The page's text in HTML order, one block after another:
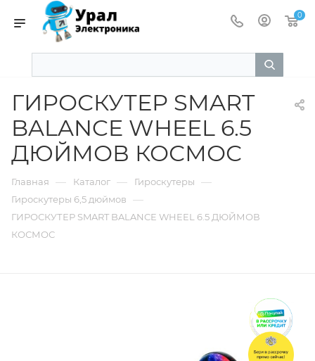
0
ГИРОСКУТЕР SMART
BALANCE WHEEL 6.5
ДЮЙМОВ КОСМОС
Главная — Каталог — Гироскутеры —
Гироскутеры 6,5 дюймов —
ГИРОСКУТЕР SMART BALANCE WHEEL 6.5 ДЮЙМОВ
КОСМОС